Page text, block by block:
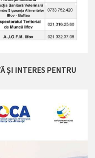
ȘI INTERES PENTRU